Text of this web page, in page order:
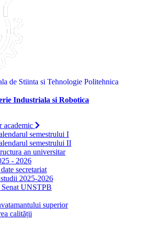
de Stiinta si Tehnologie Politehnica
Industriala si Robotica
academic
semestrului I
semestrului II
an universitar
- 2026
secretariat
2025-2026
UNSTPB
superior
calității